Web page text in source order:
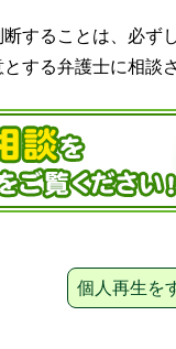
することは、必ず
する弁護士に相談
個人再生を